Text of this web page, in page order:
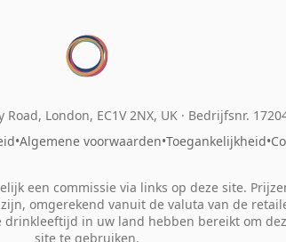
Road, London, EC1V 2NX, UK · Bedrijfsnr.
•Algemene voorwaarden•Toegankelijkheid•
een commissie via links op deze site.
omgerekend vanuit de valuta van de
drinkleeftijd in uw land hebben bereikt om
site te gebruiken.